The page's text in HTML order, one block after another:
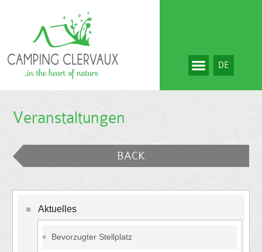
DE
Veranstaltungen
BACK
Aktuelles
Bevorzugter Stellplatz